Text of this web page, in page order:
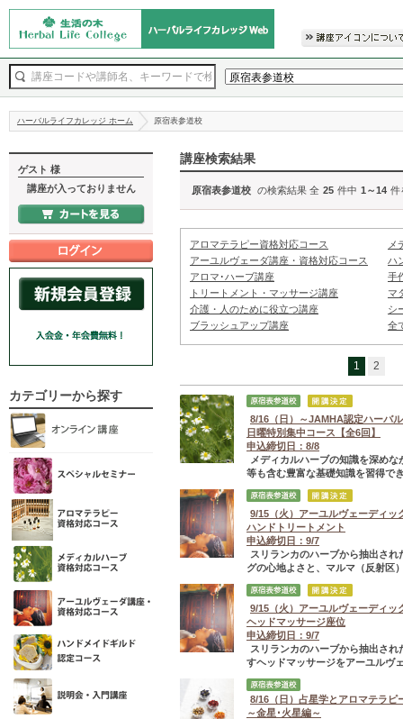
ハーバルライフカレッジ ホーム 原宿表参道校
ゲスト 様
講座が入っておりません
カテゴリーから探す
講座検索結果
原宿表参道校 の検索結果 全 25 件中 1～14 件
アロマテラピー資格対応コース
メ
アーユルヴェーダ講座・資格対応コース
ハ
アロマ･ハーブ講座
手
トリートメント・マッサージ講座
マ
介護・人のために役立つ講座
シ
ブラッシュアップ講座
全
1 2
8/16（日）～JAMHA認定ハーバ
日曜特別集中コース【全6回】
申込締切日：8/8
メディカルハーブの知識を深め
等も含む豊富な基礎知識を習得で
9/15（火）アーユルヴェーディッ
ハンドトリートメント
申込締切日：9/7
スリランカのハーブから抽出さ
グの心地よさと、マルマ（反射区
9/15（火）アーユルヴェーディッ
ヘッドマッサージ座位
申込締切日：9/7
スリランカのハーブから抽出さ
すヘッドマッサージをアーユルヴ
8/16（日）占星学とアロマテラピ
～金星･火星編～